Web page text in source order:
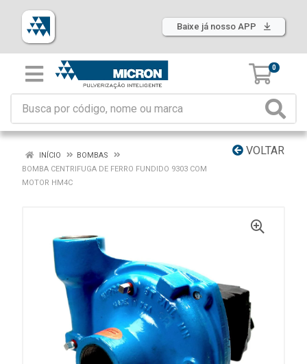
Baixe já nosso APP
0
VOLTAR
INÍCIO
BOMBAS
BOMBA CENTRIFUGA DE FERRO FUNDIDO 9303 COM
MOTOR HM4C